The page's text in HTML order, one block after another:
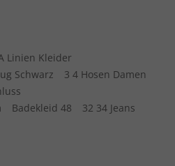
Linien Kleider
Schwarz
3 4 Hosen Damen
Badekleid 48
32 34 Jeans